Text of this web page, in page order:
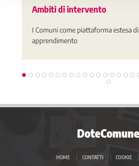
Ambiti di intervento
I Comuni come piattaforma estesa di
apprendimento
HOME CONTATTI COOKIE